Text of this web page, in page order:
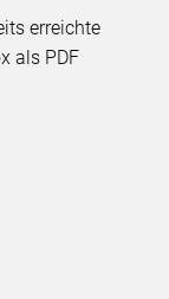
erreichte
als PDF